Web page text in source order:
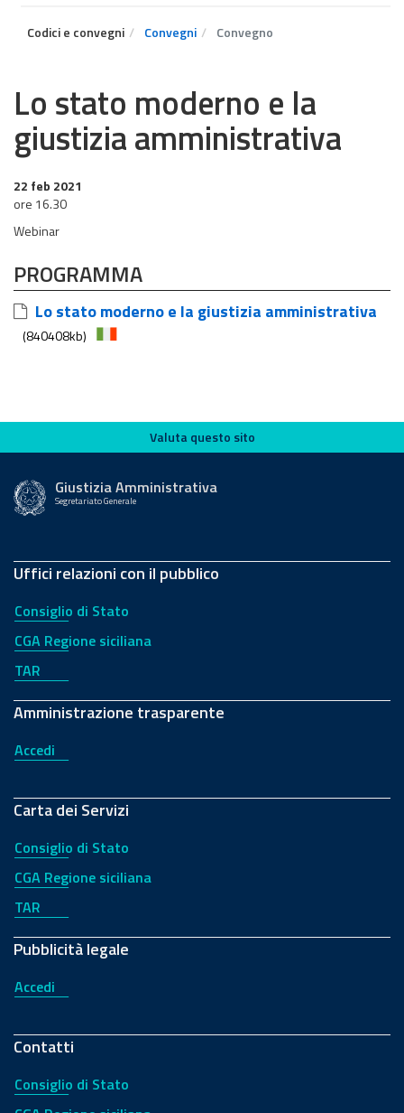
Codici e convegni Convegni Convegno
Lo stato moderno e la
giustizia amministrativa
22 feb 2021
ore 16.30
Webinar
PROGRAMMA
Lo stato moderno e la giustizia amministrativa
(840408kb)
Valuta questo sito
Valuta questo sito
Giustizia Amministrativa
Segretariato Generale
Uffici relazioni con il pubblico
Consiglio di Stato
CGA Regione siciliana
TAR
Amministrazione trasparente
Accedi
Carta dei Servizi
Consiglio di Stato
CGA Regione siciliana
TAR
Pubblicità legale
Accedi
Contatti
Consiglio di Stato